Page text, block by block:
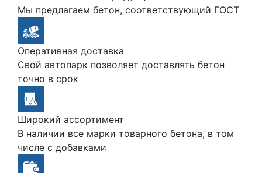
Мы предлагаем бетон, соответствующий ГОСТ
Оперативная доставка
Свой автопарк позволяет доставлять бетон
точно в срок
Широкий ассортимент
В наличии все марки товарного бетона, в том
числе с добавками